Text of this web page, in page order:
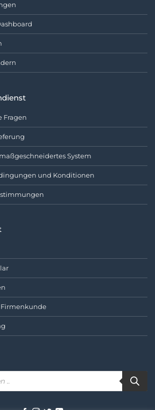
Fragen
System
und Konditionen
Firmenkunde